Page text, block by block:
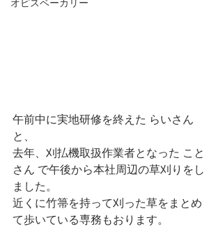
オピスベーカリー
午前中に実地研修を終えた らいさん
と、
去年、刈払機取扱作業者となった こと
さん で午後から本社周辺の草刈りをし
ました。
近くに竹箒を持って刈った草をまとめ
て歩いている専務もおります。